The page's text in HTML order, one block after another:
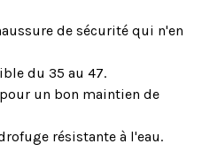
de sécurité qui n'en
du 35 au 47.
un bon maintien de
résistante à l'eau.